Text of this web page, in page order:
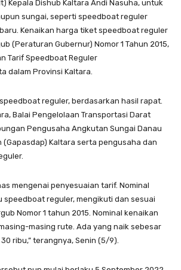
Kepala Dishub Kaltara Andi Nasuha, untuk
sungai, seperti speedboat reguler
Kenaikan harga tiket speedboat reguler
(Peraturan Gubernur) Nomor 1 Tahun 2015,
Tarif Speedboat Reguler
dalam Provinsi Kaltara.
reguler, berdasarkan hasil rapat.
Balai Pengelolaan Transportasi Darat
Pengusaha Angkutan Sungai Danau
Kaltara serta pengusaha dan
mengenai penyesuaian tarif. Nominal
speedboat reguler, mengikuti dan sesuai
Nomor 1 tahun 2015. Nominal kenaikan
masing rute. Ada yang naik sebesar
30 ribu,” terangnya, Senin (5/9).